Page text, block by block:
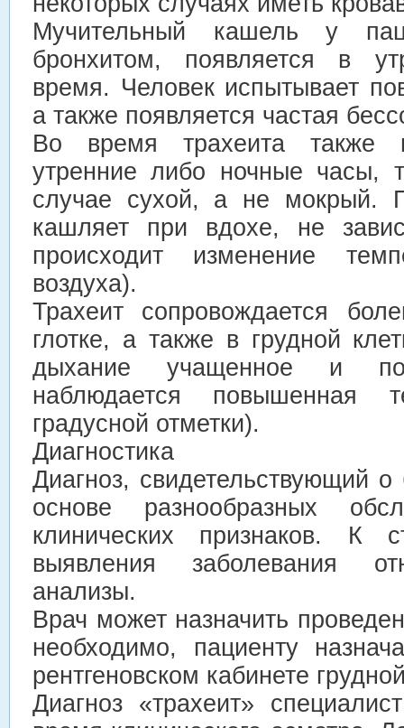
Мучительный кашель у
бронхитом, появляется в
время. Человек испытывает
а также появляется частая
Во время трахеита также
утренние либо ночные часы,
случае сухой, а не мокрый.
кашляет при вдохе, не
происходит изменение
воздуха).
Трахеит сопровождается
глотке, а также в грудной
дыхание учащенное и
наблюдается повышенная
градусной отметки).
Диагностика
Диагноз, свидетельствующий о
основе разнообразных
клинических признаков. К
выявления заболевания
анализы.
Врач может назначить
необходимо, пациенту
рентгеновском кабинете
Диагноз «трахеит»